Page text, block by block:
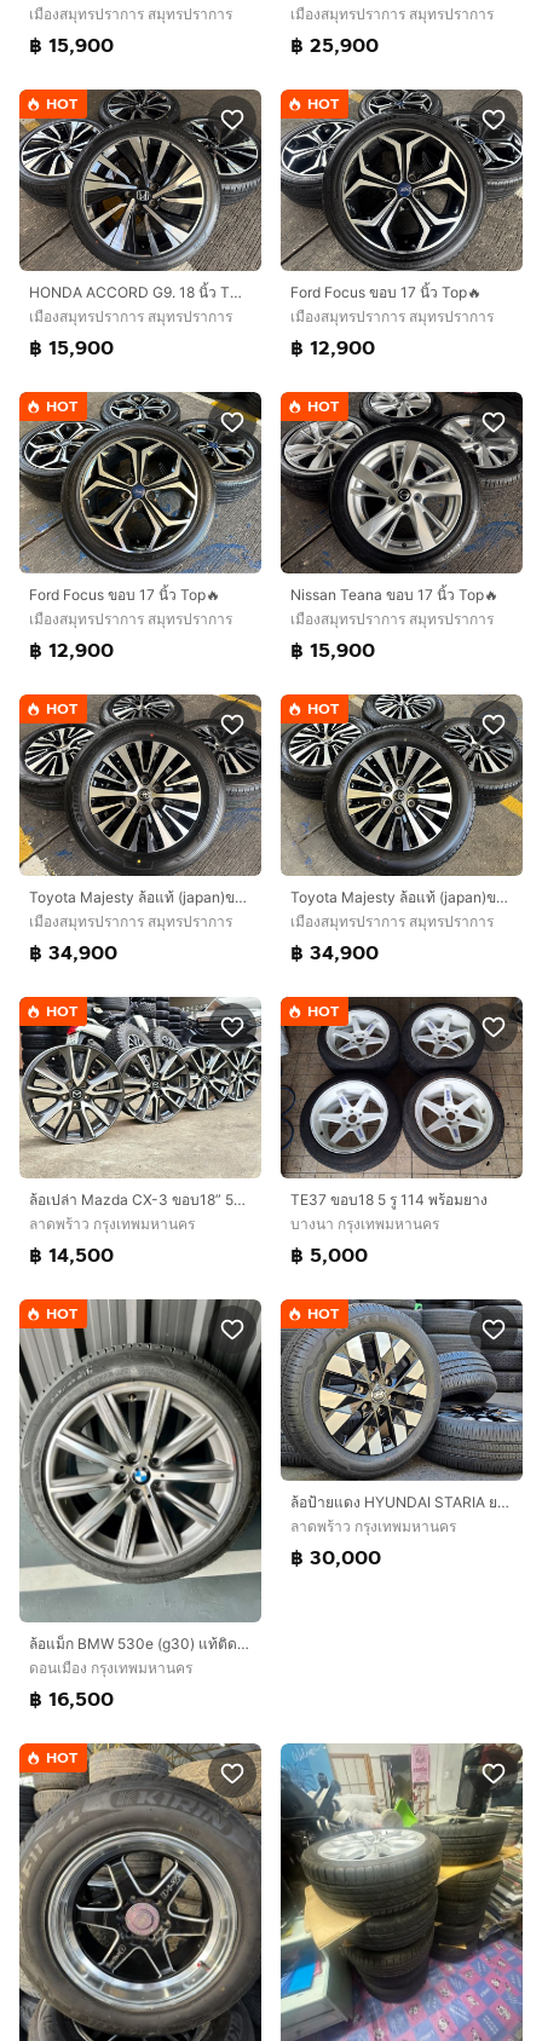
เมืองสมุทรปราการ สมุทรปราการ
฿ 15,900
เมืองสมุทรปราการ สมุทรปราการ
฿ 25,900
HOT
HONDA ACCORD G9. 18 นิ้ว TOP HYBRID🔥
เมืองสมุทรปราการ สมุทรปราการ
฿ 15,900
HOT
Ford Focus ขอบ 17 นิ้ว Top🔥
เมืองสมุทรปราการ สมุทรปราการ
฿ 12,900
HOT
Ford Focus ขอบ 17 นิ้ว Top🔥
เมืองสมุทรปราการ สมุทรปราการ
฿ 12,900
HOT
Nissan Teana ขอบ 17 นิ้ว Top🔥
เมืองสมุทรปราการ สมุทรปราการ
฿ 15,900
HOT
Toyota Majesty ล้อแท้ (japan)ขอบ 17 นิ้วTop🔥
เมืองสมุทรปราการ สมุทรปราการ
฿ 34,900
HOT
Toyota Majesty ล้อแท้ (japan)ขอบ 17 นิ้วTop🔥
เมืองสมุทรปราการ สมุทรปราการ
฿ 34,900
HOT
ล้อเปล่า Mazda CX-3 ขอบ18” 5รู114.3
ลาดพร้าว กรุงเทพมหานคร
฿ 14,500
HOT
TE37 ขอบ18 5 รู 114 พร้อมยาง
บางนา กรุงเทพมหานคร
฿ 5,000
HOT
ล้อแม็ก BMW 530e (g30) แท้ติดรถ เดิมๆ พร้อมยาง ปี 2024 ดอกเต็มครบชุด ขอบ 18
ดอนเมือง กรุงเทพมหานคร
฿ 16,500
HOT
ล้อป้ายแดง HYUNDAI STARIA ยางปี25ทุกชุด
ลาดพร้าว กรุงเทพมหานคร
฿ 30,000
HOT